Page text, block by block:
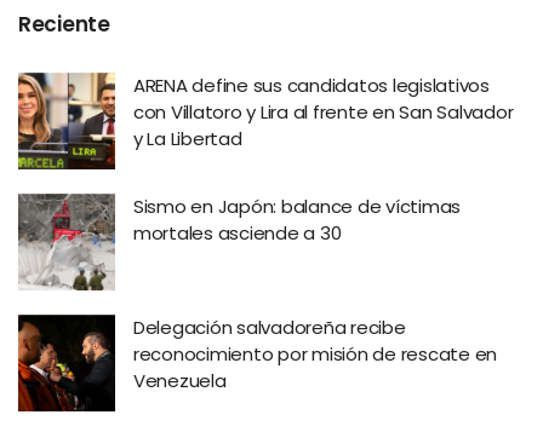
Reciente
ARENA define sus candidatos legislativos
con Villatoro y Lira al frente en San Salvador
y La Libertad
Sismo en Japón: balance de víctimas
mortales asciende a 30
Delegación salvadoreña recibe
reconocimiento por misión de rescate en
Venezuela